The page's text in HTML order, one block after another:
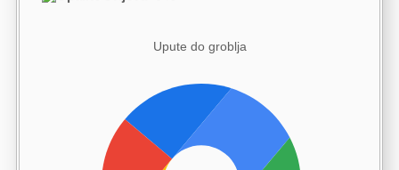
Upute do groblja